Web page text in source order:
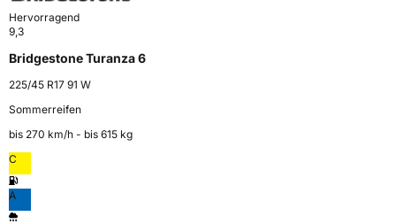
Hervorragend
9,3
Bridgestone Turanza 6
225/45 R17 91 W
Sommerreifen
bis 270 km⁠/⁠h - bis 615 kg
C
A